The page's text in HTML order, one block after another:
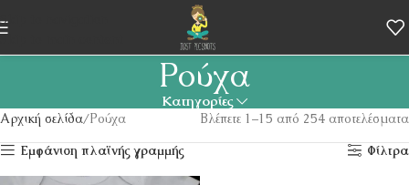
Skip to navigation
Skip to main content
Ρούχα
Κατηγορίες
Αρχική σελίδα Ρούχα
Βλέπετε 1–15 από 254 αποτελέσματα
Εμφάνιση πλαϊνής γραμμής
Φίλτρα